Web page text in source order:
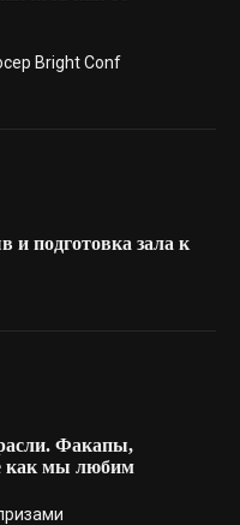
Bright Conf
и подготовка зала к
Факапы,
как мы любим